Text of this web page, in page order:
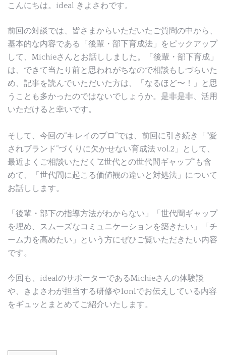
こんにちは。ideal きよさわです。
前回の対談では、皆さまからいただいたご質問の中から、
基本的な内容である「後輩・部下育成法」をピックアップ
して、Michieさんとお話ししました。「後輩・部下育成」
は、できて当たり前と思われがちなので相談もしづらいた
め、記事を読んでいただいた方は、「なるほど〜！」と思
うことも多かったのではないでしょうか。是非是非、活用
いただけると幸いです。
そして、今回の“キレイのプロ”では、前回に引き続き「“愛
されブランド”づくりに欠かせない育成法 vol.2」として、
最近よくご相談いただく“Z世代との世代間ギャップ”も含
めて、「世代間に起こる価値観の違いと対処法」について
お話しします。
「後輩・部下の指導方法がわからない」「世代間ギャップ
を埋め、スムーズなコミュニケーションを築きたい」「チ
ーム力を高めたい」という方にぜひご覧いただきたい内容
です。
今回も、idealのサポーターであるMichieさんの体験談
や、きよさわが担当する研修や1on1でお伝えしている内容
をギュッとまとめてご紹介いたします。